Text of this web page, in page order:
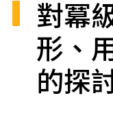
對冪
形、
的探